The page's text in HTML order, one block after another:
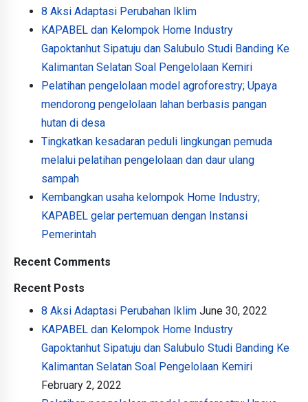
8 Aksi Adaptasi Perubahan Iklim
KAPABEL dan Kelompok Home Industry
Gapoktanhut Sipatuju dan Salubulo Studi Banding Ke
Kalimantan Selatan Soal Pengelolaan Kemiri
Pelatihan pengelolaan model agroforestry; Upaya
mendorong pengelolaan lahan berbasis pangan
hutan di desa
Tingkatkan kesadaran peduli lingkungan pemuda
melalui pelatihan pengelolaan dan daur ulang
sampah
Kembangkan usaha kelompok Home Industry;
KAPABEL gelar pertemuan dengan Instansi
Pemerintah
Recent Comments
Recent Posts
8 Aksi Adaptasi Perubahan Iklim June 30, 2022
KAPABEL dan Kelompok Home Industry
Gapoktanhut Sipatuju dan Salubulo Studi Banding Ke
Kalimantan Selatan Soal Pengelolaan Kemiri
February 2, 2022